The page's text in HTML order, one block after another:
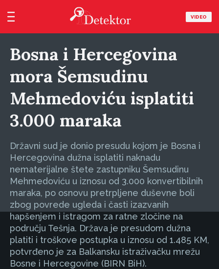
VIDEO
Bosna i Hercegovina
mora Šemsudinu
Mehmedoviću isplatiti
3.000 maraka
Državni sud je donio presudu kojom je Bosna i
Hercegovina dužna isplatiti naknadu
nematerijalne štete zastupniku Šemsudinu
Mehmedoviću u iznosu od 3.000 konvertibilnih
maraka, po osnovu pretrpljene duševne boli
zbog povrede ugleda i časti izazvanih
hapšenjem i istragom za ratne zločine na
području Tešnja. Država je presudom dužna
platiti i troškove postupka u iznosu od 1.485 KM,
potvrđeno je za Balkansku istraživačku mrežu
Bosne i Hercegovine (BIRN BiH).